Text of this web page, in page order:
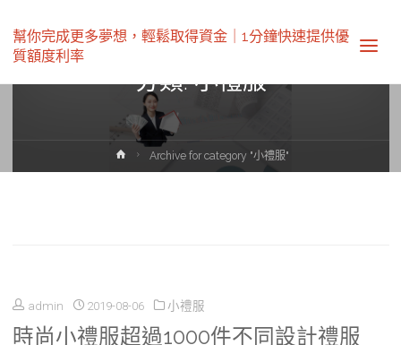
幫你完成更多夢想，輕鬆取得資金｜1分鐘快速提供優
質額度利率‎
分類:小禮服
HomeArchive for category "小禮服"
admin 2019-08-06 小禮服
時尚小禮服超過1000件不同設計禮服